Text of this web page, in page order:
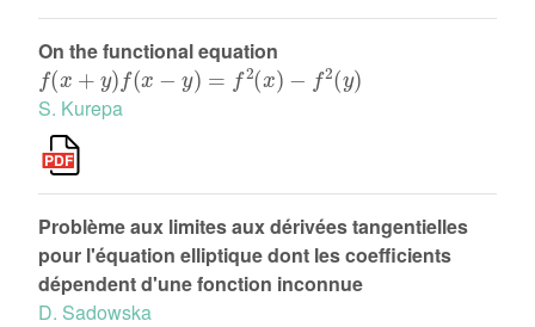
On the functional equation
f(x +y)f(x−y)=f2(x)−f2(y)
S. Kurepa
Problème aux limites aux dérivées tangentielles
pour l'équation elliptique dont les coefficients
dépendent d'une fonction inconnue
D. Sadowska